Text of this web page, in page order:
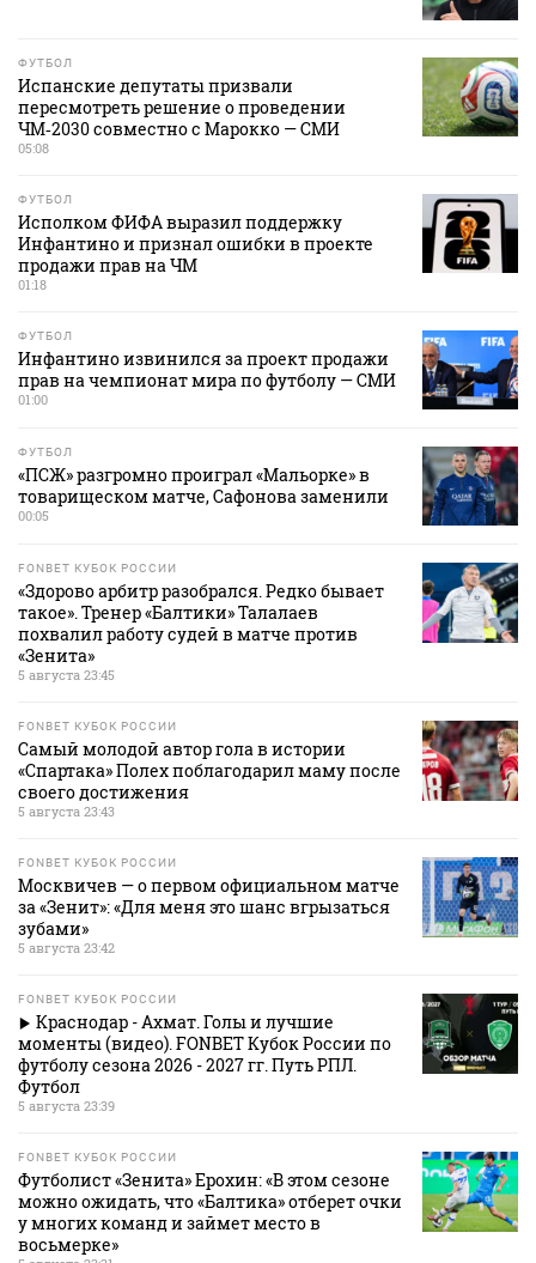
ФУТБОЛ
Испанские депутаты призвали
пересмотреть решение о проведении
ЧМ‑2030 совместно с Марокко — СМИ
05:08
ФУТБОЛ
Исполком ФИФА выразил поддержку
Инфантино и признал ошибки в проекте
продажи прав на ЧМ
01:18
ФУТБОЛ
Инфантино извинился за проект продажи
прав на чемпионат мира по футболу — СМИ
01:00
ФУТБОЛ
«ПСЖ» разгромно проиграл «Мальорке» в
товарищеском матче, Сафонова заменили
00:05
FONBET КУБОК РОССИИ
«Здорово арбитр разобрался. Редко бывает
такое». Тренер «Балтики» Талалаев
похвалил работу судей в матче против
«Зенита»
5 августа 23:45
FONBET КУБОК РОССИИ
Самый молодой автор гола в истории
«Спартака» Полех поблагодарил маму после
своего достижения
5 августа 23:43
FONBET КУБОК РОССИИ
Москвичев — о первом официальном матче
за «Зенит»: «Для меня это шанс вгрызаться
зубами»
5 августа 23:42
FONBET КУБОК РОССИИ
Краснодар - Ахмат. Голы и лучшие
моменты (видео). FONBET Кубок России по
футболу сезона 2026 - 2027 гг. Путь РПЛ.
Футбол
5 августа 23:39
FONBET КУБОК РОССИИ
Футболист «Зенита» Ерохин: «В этом сезоне
можно ожидать, что «Балтика» отберет очки
у многих команд и займет место в
восьмерке»